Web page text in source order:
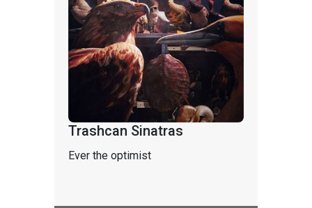
Trashcan Sinatras
Ever the optimist